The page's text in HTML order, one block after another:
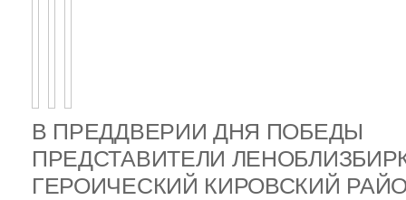
В ПРЕДДВЕРИИ ДНЯ ПОБЕДЫ
ПРЕДСТАВИТЕЛИ
ГЕРОИЧЕСКИЙ КИРОВСКИЙ